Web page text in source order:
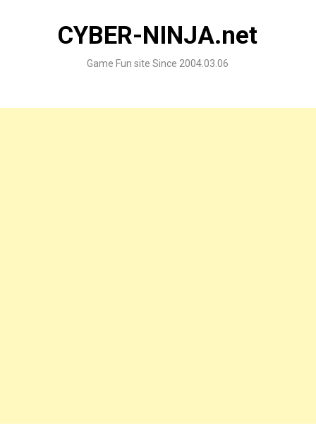
CYBER-NINJA.net
Game Fun site Since 2004.03.06